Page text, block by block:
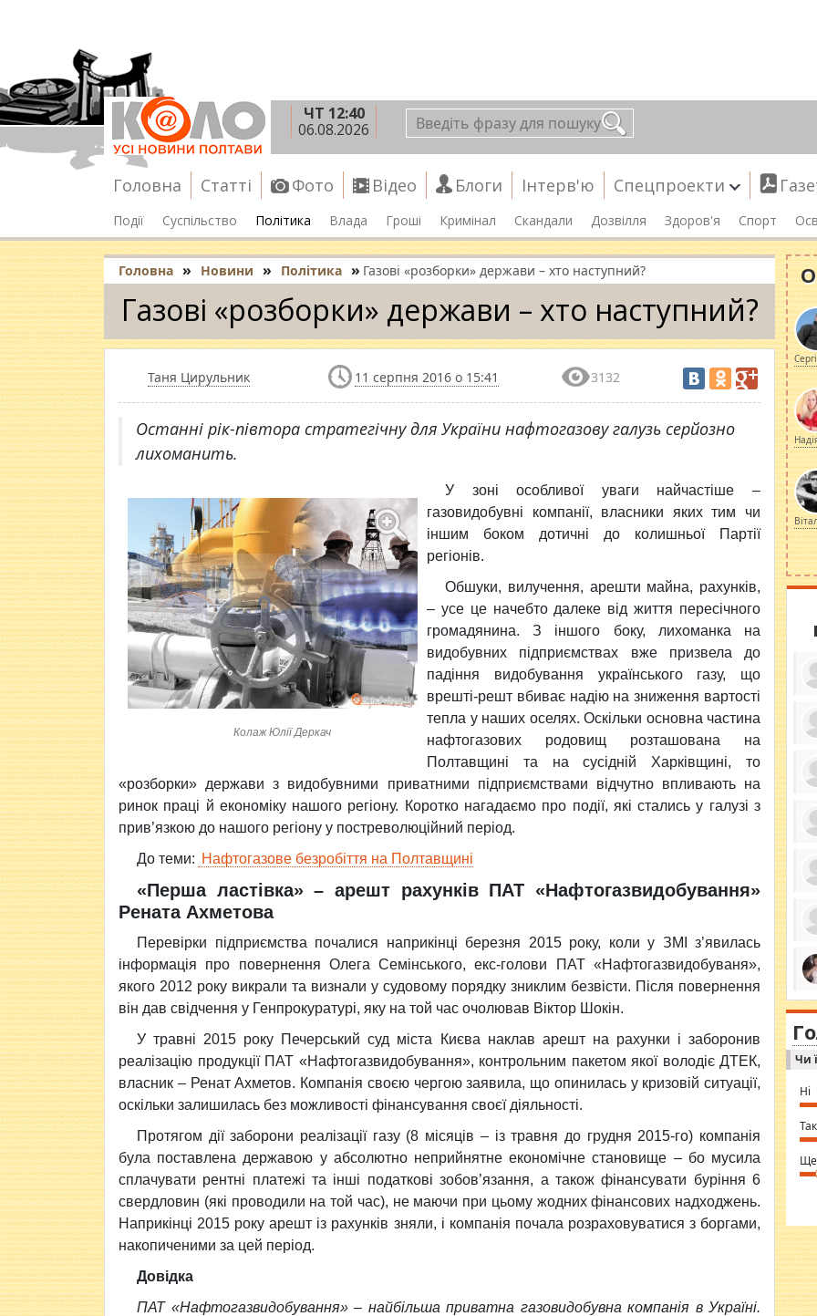
ЧТ 12:40
06.08.2026
Головна Статті Фото Відео Блоги Інтерв'ю Спецпроекти
Події Суспільство Політика Влада Гроші Кримінал Скандали Дозвілля Здоров'я Спорт
Головна » Новини » Політика » Газові «розборки» держави – хто наступний?
Газові «розборки» держави – хто наступний?
Таня Цирульник 11 серпня 2016 о 15:41 3132
Останні рік-півтора стратегічну для України нафтогазову галузь серйозно
лихоманить.
Колаж Юлії Деркач
У зоні особливої уваги найчастіше –
газовидобувні компанії, власники яких тим чи
іншим боком дотичні до колишньої Партії
регіонів.
Обшуки, вилучення, арешти майна, рахунків,
– усе це начебто далеке від життя пересічного
громадянина. З іншого боку, лихоманка на
видобувних підприємствах вже призвела до
падіння видобування українського газу, що
врешті-решт вбиває надію на зниження вартості
тепла у наших оселях. Оскільки основна частина
нафтогазових родовищ розташована на
Полтавщині та на сусідній Харківщині, то
«розборки» держави з видобувними приватними підприємствами відчутно впливають на
ринок праці й економіку нашого регіону. Коротко нагадаємо про події, які стались у галузі з
прив’язкою до нашого регіону у постреволюційний період.
До теми: Нафтогазове безробіття на Полтавщині
«Перша ластівка» – арешт рахунків ПАТ «Нафтогазвидобування»
Рената Ахметова
Перевірки підприємства почалися наприкінці березня 2015 року, коли у ЗМІ з’явилась
інформація про повернення Олега Семінського, екс-голови ПАТ «Нафтогазвидобуваня»,
якого 2012 року викрали та визнали у судовому порядку зниклим безвісти. Після повернення
він дав свідчення у Генпрокуратурі, яку на той час очолював Віктор Шокін.
У травні 2015 року Печерський суд міста Києва наклав арешт на рахунки і заборонив
реалізацію продукції ПАТ «Нафтогазвидобування», контрольним пакетом якої володіє ДТЕК,
власник – Ренат Ахметов. Компанія своєю чергою заявила, що опинилась у кризовій ситуації,
оскільки залишилась без можливості фінансування своєї діяльності.
Протягом дії заборони реалізації газу (8 місяців – із травня до грудня 2015-го) компанія
була поставлена державою у абсолютно неприйнятне економічне становище – бо мусила
сплачувати рентні платежі та інші податкові зобов’язання, а також фінансувати буріння 6
свердловин (які проводили на той час), не маючи при цьому жодних фінансових надходжень.
Наприкінці 2015 року арешт із рахунків зняли, і компанія почала розраховуватися з боргами,
накопиченими за цей період.
Довідка
ПАТ «Нафтогазвидобування» – найбільша приватна газовидобувна компанія в Україні.
за
ми
in
⇒
Чи
Ні
Так
Ще